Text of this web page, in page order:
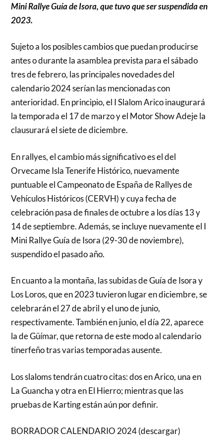
Mini Rallye Guía de Isora, que tuvo que ser suspendida en
2023.
Sujeto a los posibles cambios que puedan producirse
antes o durante la asamblea prevista para el sábado
tres de febrero, las principales novedades del
calendario 2024 serían las mencionadas con
anterioridad. En principio, el I Slalom Arico inaugurará
la temporada el 17 de marzo y el Motor Show Adeje la
clausurará el siete de diciembre.
En rallyes, el cambio más significativo es el del
Orvecame Isla Tenerife Histórico, nuevamente
puntuable el Campeonato de España de Rallyes de
Vehículos Históricos (CERVH) y cuya fecha de
celebración pasa de finales de octubre a los días 13 y
14 de septiembre. Además, se incluye nuevamente el I
Mini Rallye Guía de Isora (29-30 de noviembre),
suspendido el pasado año.
En cuanto a la montaña, las subidas de Guía de Isora y
Los Loros, que en 2023 tuvieron lugar en diciembre, se
celebrarán el 27 de abril y el uno de junio,
respectivamente. También en junio, el día 22, aparece
la de Güímar, que retorna de este modo al calendario
tinerfeño tras varias temporadas ausente.
Los slaloms tendrán cuatro citas: dos en Arico, una en
La Guancha y otra en El Hierro; mientras que las
pruebas de Karting están aún por definir.
BORRADOR CALENDARIO 2024 (descargar)